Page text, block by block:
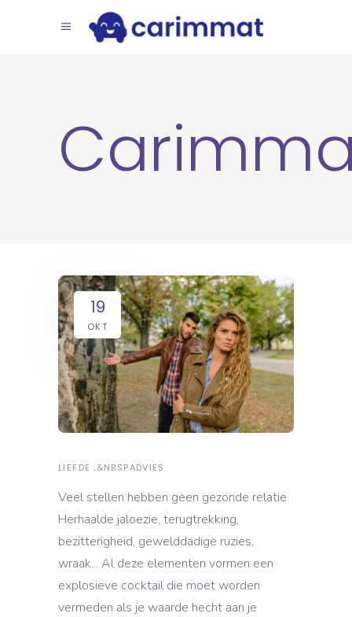
19
OKT
LIEFDE &NBSPADVIES
Veel stellen hebben geen gezonde relatie.
Herhaalde jaloezie, terugtrekking,
bezitterigheid, gewelddadige ruzies,
wraak... Al deze elementen vormen een
explosieve cocktail die moet worden
vermeden als je waarde hecht aan je